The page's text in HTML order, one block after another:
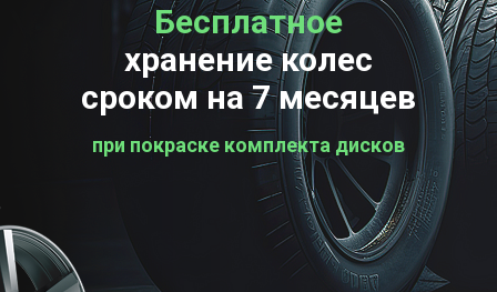
Бесплатное
хранение колес
сроком на 7 месяцев
при покраске комплекта дисков
Бесплатная
проверка колес